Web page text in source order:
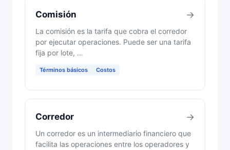
Comisión
La comisión es la tarifa que cobra el corredor
por ejecutar operaciones. Puede ser una tarifa
fija por lote, …
Términos básicos Costos
→
Corredor
Un corredor es un intermediario financiero que
facilita las operaciones entre los operadores y
→